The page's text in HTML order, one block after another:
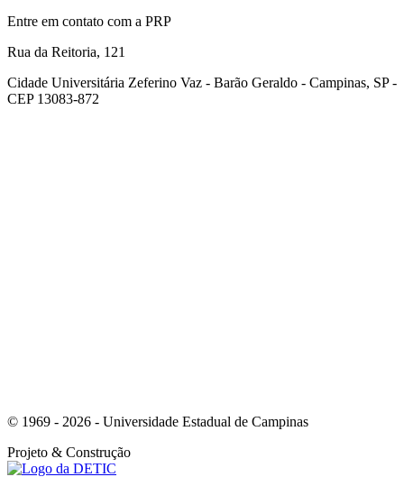
Entre em contato com a PRP
Rua da Reitoria, 121
Cidade Universitária Zeferino Vaz - Barão Geraldo - Campinas, SP -
CEP 13083-872
© 1969 - 2026 - Universidade Estadual de Campinas
Projeto & Construção